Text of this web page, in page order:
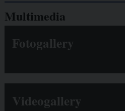
Multimedia
Fotogallery
Videogallery